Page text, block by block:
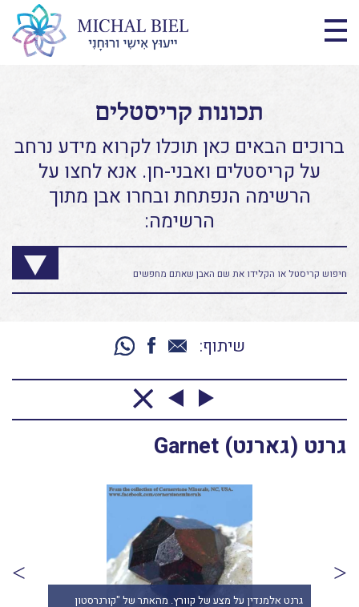
תכונות קריסטלים
ברוכים הבאים כאן תוכלו לקרוא מידע נרחב
על קריסטלים ואבני-חן. אנא לחצו על
הרשימה הנפתחת ובחרו אבן מתוך
הרשימה:
שיתוף:
גרנט (גארנט) Garnet
גרנט אלמנדין על מצע של קוורץ. מהאתר של "קורנרסטון